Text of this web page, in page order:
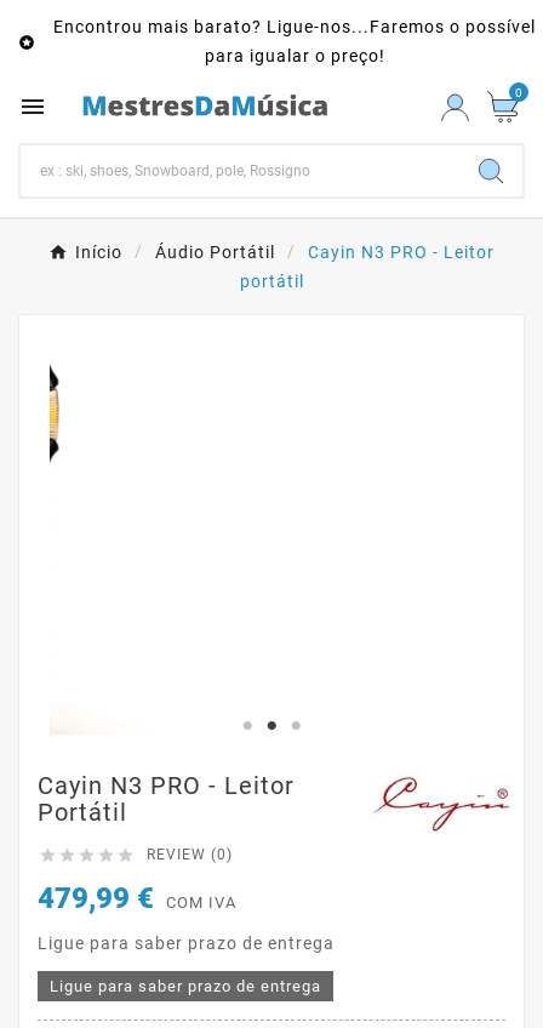

Encontrou mais barato? Ligue-nos...Faremos o possível
para igualar o preço!
 0
Início Áudio Portátil
Cayin N3 PRO - Leitor
portátil
Cayin N3 PRO - Leitor
Portátil
     REVIEW (0)
479,99 € COM IVA
Ligue para saber prazo de entrega
Ligue para saber prazo de entrega